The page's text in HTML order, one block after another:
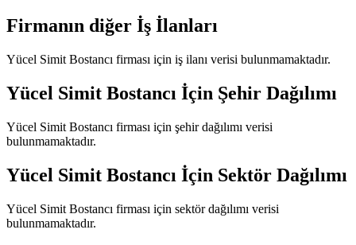
Firmanın diğer İş İlanları
Yücel Simit Bostancı firması için iş ilanı verisi bulunmamaktadır.
Yücel Simit Bostancı İçin Şehir Dağılımı
Yücel Simit Bostancı firması için şehir dağılımı verisi
bulunmamaktadır.
Yücel Simit Bostancı İçin Sektör Dağılımı
Yücel Simit Bostancı firması için sektör dağılımı verisi
bulunmamaktadır.